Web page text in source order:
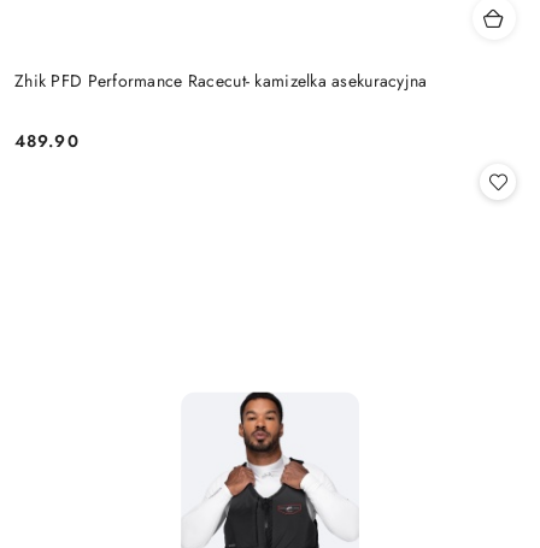
Zhik PFD Performance Racecut- kamizelka asekuracyjna
Cena:
489.90